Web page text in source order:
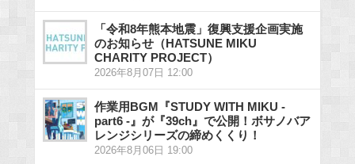
「令和8年熊本地震」復興支援企画実施
のお知らせ（HATSUNE MIKU
CHARITY PROJECT）
2026年8月07日 12:00
作業用BGM『STUDY WITH MIKU -
part6 -』が『39ch』で公開！ボサノバア
レンジシリーズの締めくくり！
2026年8月06日 19:00